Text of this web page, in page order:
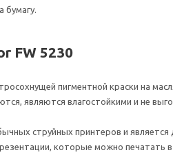
бумагу.
FW 5230
пигментной краски на
являются влагостойкими и не
струйных принтеров и
которые можно печатать в